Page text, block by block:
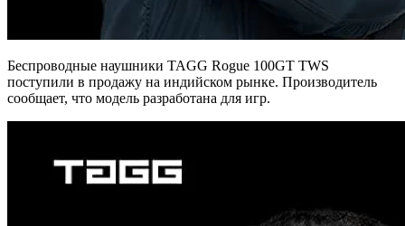
Беспроводные наушники TAGG Rogue 100GT TWS
поступили в продажу на индийском рынке. Производитель
сообщает, что модель разработана для игр.